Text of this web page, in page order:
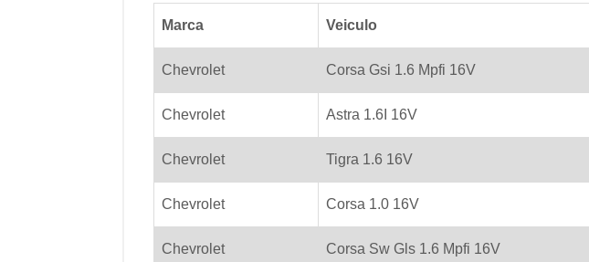
Marca Veiculo
Chevrolet Corsa Gsi 1.6 Mpfi 16V
Chevrolet Astra 1.6I 16V
Chevrolet Tigra 1.6 16V
Chevrolet Corsa 1.0 16V
Chevrolet Corsa Sw Gls 1.6 Mpfi 16V